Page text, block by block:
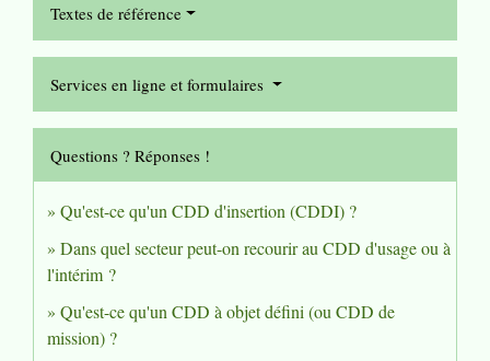
Textes de référence
Services en ligne et formulaires
Questions ? Réponses !
Qu'est-ce qu'un CDD d'insertion (CDDI) ?
Dans quel secteur peut-on recourir au CDD d'usage ou à
l'intérim ?
Qu'est-ce qu'un CDD à objet défini (ou CDD de
mission) ?